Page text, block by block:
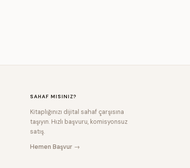
SAHAF MISINIZ?
Kitaplığınızı dijital sahaf çarşısına
taşıyın. Hızlı başvuru, komisyonsuz
satış.
Hemen Başvur →